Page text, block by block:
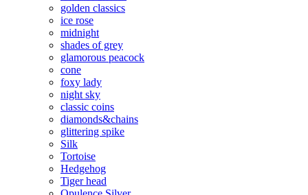
golden classics
ice rose
midnight
shades of grey
glamorous peacock
cone
foxy lady
night sky
classic coins
diamonds&chains
glittering spike
Silk
Tortoise
Hedgehog
Tiger head